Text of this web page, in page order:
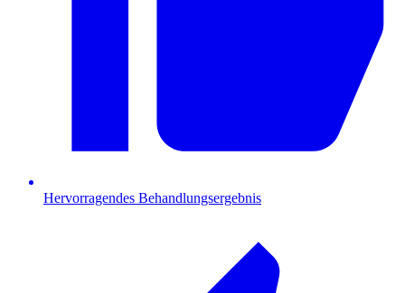
Hervorragendes Behandlungsergebnis